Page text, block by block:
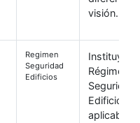
visión.-
Regimen
Seguridad
Edificios
Régimen
Seguridad
Edificios,
aplicable